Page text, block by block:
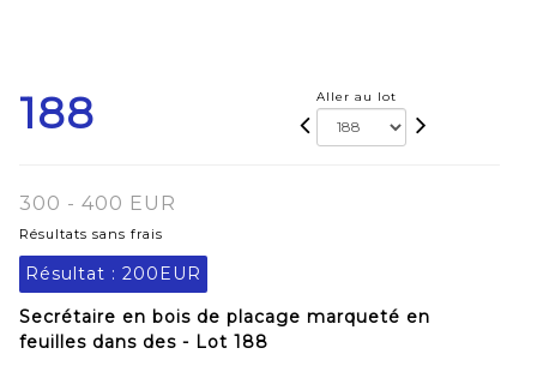
188 Aller au lot
300 - 400 EUR
Résultats sans frais
Résultat : 200EUR
Secrétaire en bois de placage marqueté en
feuilles dans des - Lot 188